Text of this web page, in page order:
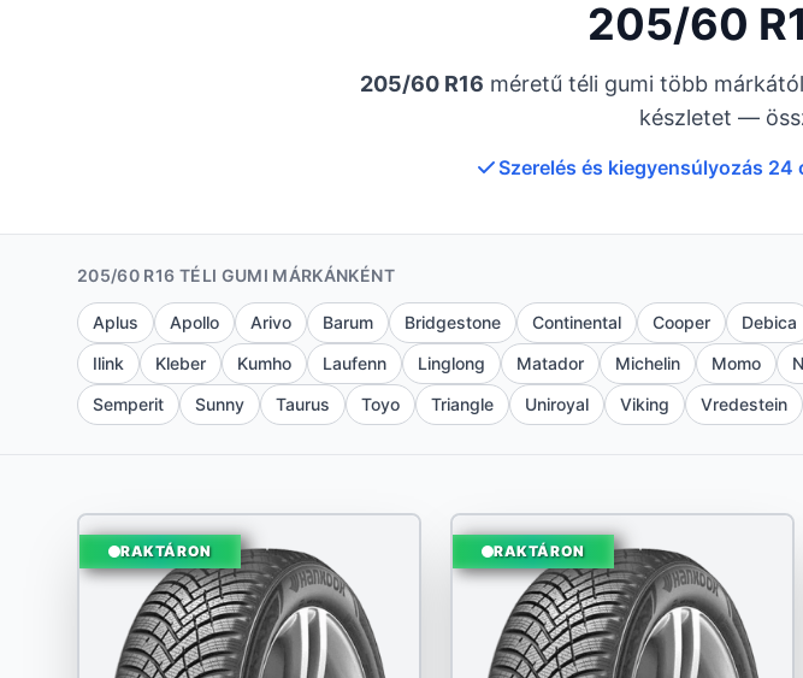
205/60
205/60 R16 méretű téli gumi több
készletet —
Szerelés és kiegyensúlyozás 24
205/60 R16 TÉLI GUMI MÁRKÁNKÉNT
Aplus Apollo Arivo Barum Bridgestone Continental Cooper Debica
Ilink
Kleber Kumho Laufenn Linglong Matador Michelin Momo
Semperit
Sunny Taurus Toyo Triangle Uniroyal Viking Vredestein
RAKTÁRON RAKTÁRON